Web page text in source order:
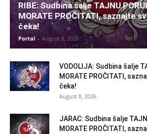
RIBE: Sudbina šalje TAJNU
MORATE PROČITATI, saznajte
čeka!
Portal - August 8, 2026
VODOLIJA: Sudbina šalje
MORATE PROČITATI,
čeka!
August 8, 2026
JARAC: Sudbina šalje
MORATE PROČITATI,